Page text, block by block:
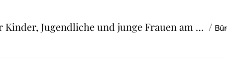
InfoAbend Patenschaft für Kinder, Jugendliche und junge Frauen am 27.08.26 /